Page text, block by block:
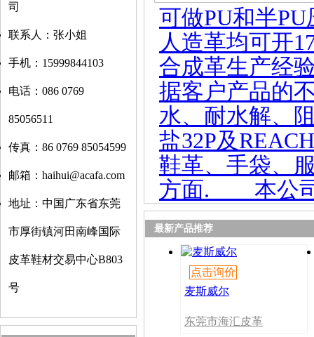
司
联系人：张小姐
手机：15999844103
电话：086 0769
85056511
传真：86 0769 85054599
邮箱：haihui@acafa.com
地址：中国广东省东莞
市厚街镇河田南峰国际
皮革鞋材交易中心B803
号
可做PU和半
人造革均可开
合成革生产经
据客户产品的
水、耐水解、
盐32P及
鞋革、手袋、
方面. 本公司
最新产品推荐
点击询价
麦斯威尔
东莞市海汇皮革